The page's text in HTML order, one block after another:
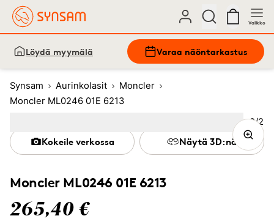
Valikko
Löydä myymälä Varaa näöntarkastus
Synsam Aurinkolasit
Moncler
Moncler ML0246 01E 6213
Moncler ML0246 01E 6213
265,40 €
Kokeile verkossa Näytä 3D:nä
Kuva
2/2
(Current image)